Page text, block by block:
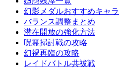
幻影メダルおすすめキャラ
バランス調整まとめ
潜在開放の強化方法
呪霊掃討戦の攻略
幻禍再臨の攻略
レイドバトル共祓戦